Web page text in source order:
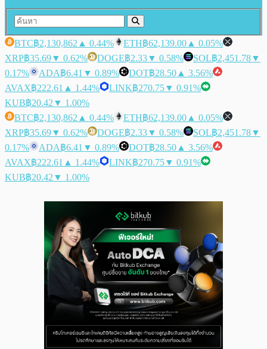
BTC฿2,130,862 ▲ 0.44% ETH฿62,139.00 ▲ 0.05%
XRP฿35.69▼ 0.62% DOGE฿2.33▼ 0.58% SOL฿2,451.78▼
0.17%
ADA฿6.41 ▼ 0.89% DOT฿28.50 ▲ 3.56%
AVAX฿222.61 ▲ 1.44% LINK฿270.75▼ 0.91%
KUB฿20.42 ▼ 1.00%
BTC฿2,130,862 ▲ 0.44% ETH฿62,139.00 ▲ 0.05%
XRP฿35.69▼ 0.62% DOGE฿2.33▼ 0.58% SOL฿2,451.78▼
0.17%
ADA฿6.41 ▼ 0.89% DOT฿28.50 ▲ 3.56%
AVAX฿222.61 ▲ 1.44% LINK฿270.75▼ 0.91%
KUB฿20.42 ▼ 1.00%